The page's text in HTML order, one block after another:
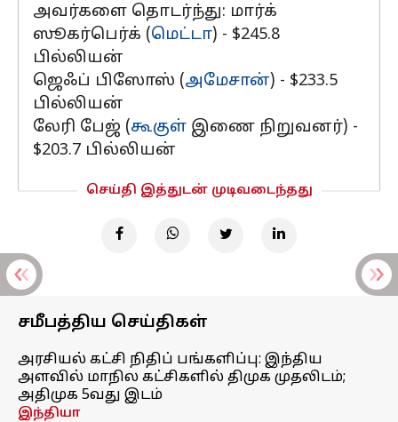
அவர்களை தொடர்ந்து: மார்க்
ஸூகர்பெர்க் (மெட்டா) - $245.8
பில்லியன்
ஜெஃப் பிஸோஸ் (அமேசான்) - $233.5
பில்லியன்
லேரி பேஜ் (கூகுள் இணை நிறுவனர்) -
$203.7 பில்லியன்
செய்தி இத்துடன் முடிவடைந்தது
சமீபத்திய செய்திகள்
அரசியல் கட்சி நிதிப் பங்களிப்பு: இந்திய
அளவில் மாநில கட்சிகளில் திமுக முதலிடம்;
அதிமுக 5வது இடம்
இந்தியா